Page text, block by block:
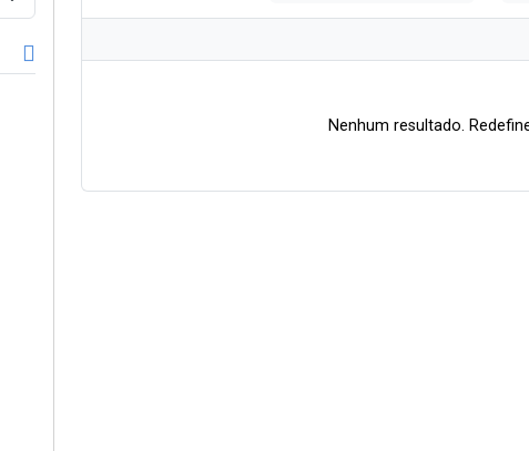
Nenhum resultado.